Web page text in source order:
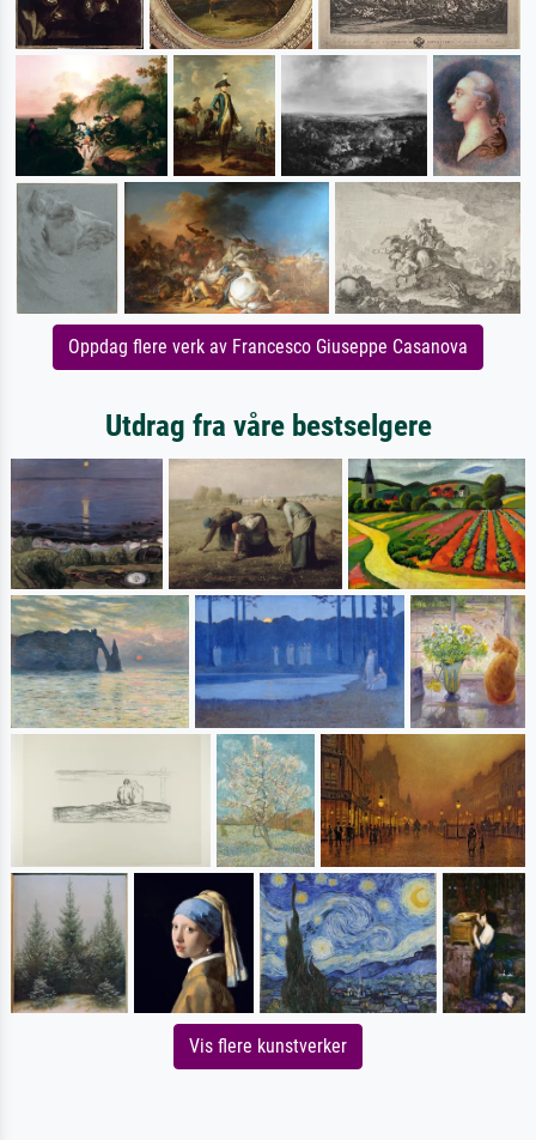
Oppdag flere verk av Francesco Giuseppe Casanova
Utdrag fra våre bestselgere
Vis flere kunstverker